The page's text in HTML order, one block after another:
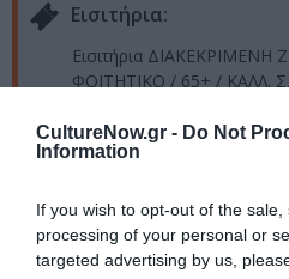
CultureNow.gr - Do Not
Information
If you wish to opt-out of the
processing of your personal or
targeted advertising by us,
Eισιτήρια:
Εισιτήρια
ΦΟΙΤΗΤΙΚO / 65+ /
ΑΜΕΑ / ΑΝΕΡΓΩΝ /
aefestival.gr |
www.ticketservices.gr